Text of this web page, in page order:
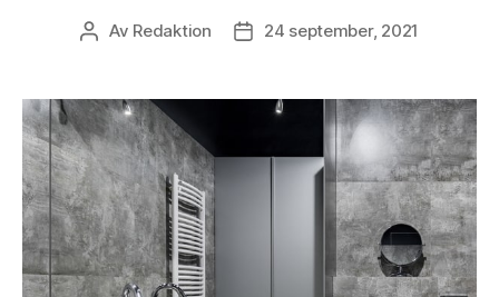
Inläggsförfattare
Av Redaktion Inläggsdatum
24 september, 2021